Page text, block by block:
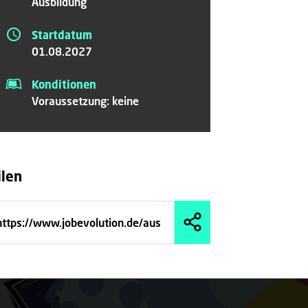
Startdatum
01.08.2027
Konditionen
Voraussetzung: keine